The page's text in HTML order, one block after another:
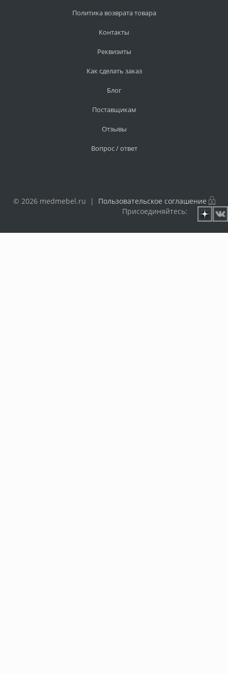
Политика возврата товара
Контакты
Реквизиты
Как сделать заказ
Блог
Поставщикам
Отзывы
Вопрос / ответ
© 2026 medmebel.ru | Пользовательское соглашение
Присоединяйтесь: